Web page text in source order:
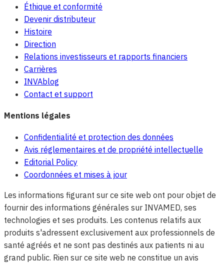
Éthique et conformité
Devenir distributeur
Histoire
Direction
Relations investisseurs et rapports financiers
Carrières
INVAblog
Contact et support
Mentions légales
Confidentialité et protection des données
Avis réglementaires et de propriété intellectuelle
Editorial Policy
Coordonnées et mises à jour
Les informations figurant sur ce site web ont pour objet de
fournir des informations générales sur INVAMED, ses
technologies et ses produits. Les contenus relatifs aux
produits s'adressent exclusivement aux professionnels de
santé agréés et ne sont pas destinés aux patients ni au
grand public. Rien sur ce site web ne constitue un avis